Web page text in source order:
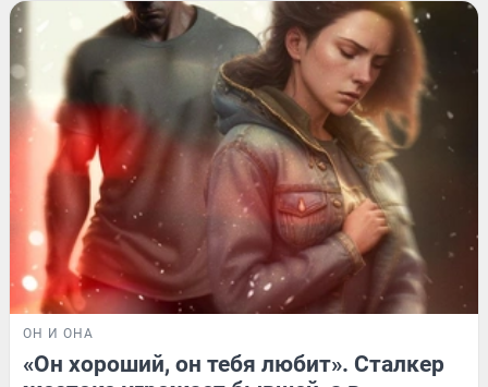
ОН И ОНА
«Он хороший, он тебя любит». Сталкер